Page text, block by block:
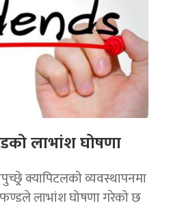
लाभांश घोषणा
क्यापिटलको व्यवस्थापनमा
लाभांश घोषणा गरेको छ